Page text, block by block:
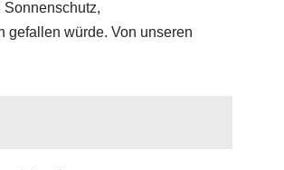
gefallen würde. Von unseren